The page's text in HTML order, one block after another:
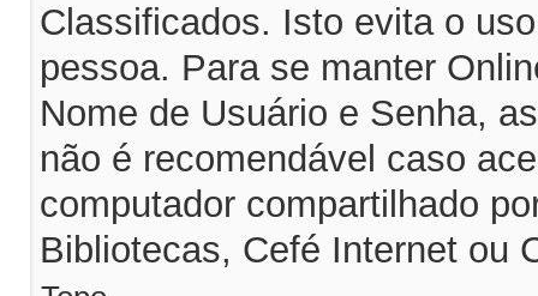
Classificados. Isto evita o
pessoa. Para se manter
Nome de Usuário e Senha,
não é recomendável caso
computador compartilhado
Bibliotecas, Cefé Internet ou